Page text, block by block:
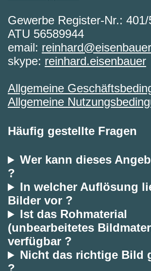
Gewerbe Register-Nr.:
ATU 56589944
email:
skype: reinhard.eisenbauer
Allgemeine
Allgemeine
Häufig gestellte Fragen
Wer kann dieses
?
In welcher Auflösung
Bilder vor ?
Ist das Rohmaterial
(unbearbeitetes
verfügbar ?
Nicht das richtige Bild